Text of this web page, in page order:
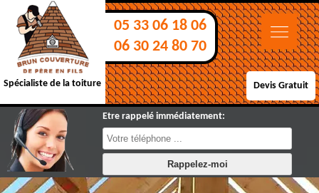
Spécialiste de la toiture
05 33 06 18 06
06 30 24 80 70
Devis Gratuit
Etre rappelé immédiatement: